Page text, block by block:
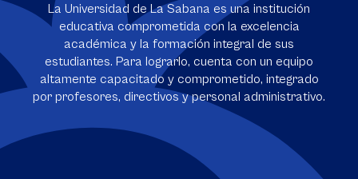
La Universidad de La Sabana es una institución
educativa comprometida con la excelencia
académica y la formación integral de sus
estudiantes. Para lograrlo, cuenta con un equipo
altamente capacitado y comprometido, integrado
por profesores, directivos y personal administrativo.